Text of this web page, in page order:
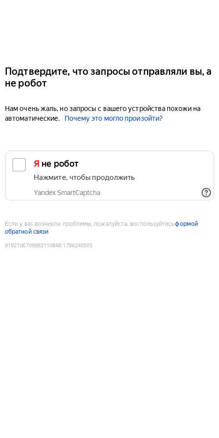
Подтвердите, что запросы отправляли вы, а
не робот
Нам очень жаль, но запросы с вашего устройства похожи на
автоматические.
Почему это могло произойти?
Я не робот
Нажмите, чтобы продолжить
Yandex SmartCaptcha
Если у вас возникли проблемы, пожалуйста, воспользуйтесьформой
обратной связи
9192106709882110848:1786240505